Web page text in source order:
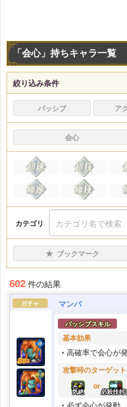
「会心」持ちキャラ一覧
絞り込み条件
パッシブ ア
会心
カテゴリ カテゴリ名で検索
★ ブックマーク
602 件の結果
ガチャ マンバ
パッシブスキル
基本効果
高確率で会心が
攻撃時のターゲット
気絶
or
必殺技封